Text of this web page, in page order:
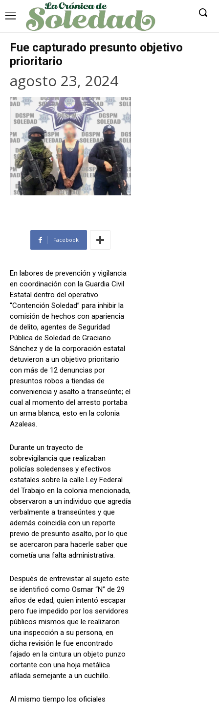
Fue capturado presunto objetivo
prioritario
agosto 23, 2024
Facebook
En labores de prevención y vigilancia
en coordinación con la Guardia Civil
Estatal dentro del operativo
“Contención Soledad” para inhibir la
comisión de hechos con apariencia
de delito, agentes de Seguridad
Pública de Soledad de Graciano
Sánchez y de la corporación estatal
detuvieron a un objetivo prioritario
con más de 12 denuncias por
presuntos robos a tiendas de
conveniencia y asalto a transeúnte; el
cual al momento del arresto portaba
un arma blanca, esto en la colonia
Azaleas.
Durante un trayecto de
sobrevigilancia que realizaban
policías soledenses y efectivos
estatales sobre la calle Ley Federal
del Trabajo en la colonia mencionada,
observaron a un individuo que agredía
verbalmente a transeúntes y que
además coincidía con un reporte
previo de presunto asalto, por lo que
se acercaron para hacerle saber que
cometía una falta administrativa.
Después de entrevistar al sujeto este
se identificó como Osmar “N” de 29
años de edad, quien intentó escapar
pero fue impedido por los servidores
públicos mismos que le realizaron
una inspección a su persona, en
dicha revisión le fue encontrado
fajado en la cintura un objeto punzo
cortante con una hoja metálica
afilada semejante a un cuchillo.
Al mismo tiempo los oficiales